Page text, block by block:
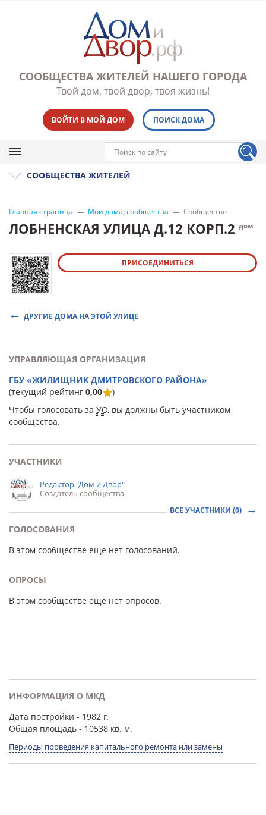
СООБЩЕСТВА ЖИТЕЛЕЙ НАШЕГО ГОРОДА
Твой дом, твой двор, твоя жизнь!
ВОЙТИ В МОЙ ДОМ ПОИСК ДОМА
СООБЩЕСТВА ЖИТЕЛЕЙ
Главная страница Мои дома, сообщества Сообщество
ЛОБНЕНСКАЯ УЛИЦА Д.12 КОРП.2 дом
ПРИСОЕДИНИТЬСЯ
ДРУГИЕ ДОМА НА ЭТОЙ УЛИЦЕ
УПРАВЛЯЮЩАЯ ОРГАНИЗАЦИЯ
ГБУ «ЖИЛИЩНИК ДМИТРОВСКОГО РАЙОНА»
(текущий рейтинг 0,00
)
Чтобы голосовать за УО, вы должны быть участником
сообщества.
УЧАСТНИКИ
Редактор "Дом и Двор"
Создатель сообщества
ВСЕ УЧАСТНИКИ (0)
ГОЛОСОВАНИЯ
В этом сообществе еще нет голосований.
ОПРОСЫ
В этом сообществе еще нет опросов.
ИНФОРМАЦИЯ О МКД
Дата постройки - 1982 г.
Общая площадь - 10538 кв. м.
Периоды проведения капитального ремонта или замены